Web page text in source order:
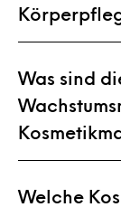
Was sind
Welche